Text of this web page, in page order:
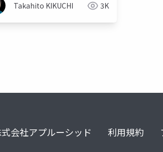
Takahito KIKUCHI 3K
会社アプルーシッド 利用規約